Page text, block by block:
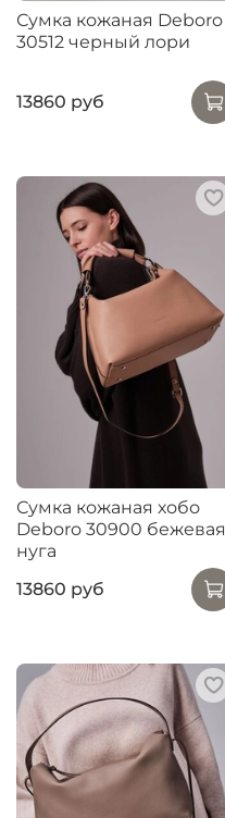
Сумка кожаная Deboro
30512 черный лори
13860 руб
Сумка кожаная хобо
Deboro 30900 бежевая
нуга
13860 руб